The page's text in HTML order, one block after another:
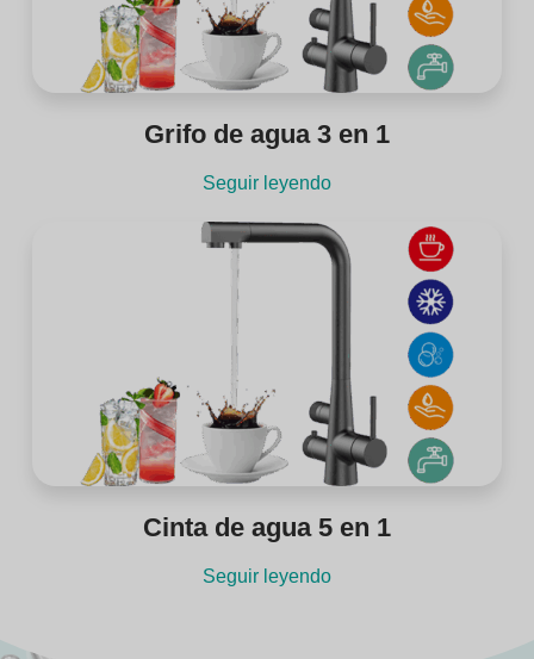
Grifo de agua 3 en 1
Seguir leyendo
Cinta de agua 5 en 1
Seguir leyendo